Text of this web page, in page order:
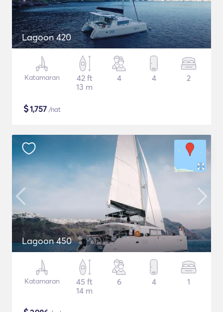
Lagoon 420
Katamaran
42 ft
13 m
4 4 2
$1,757 /nat
Lagoon 450
Katamaran
45 ft
14 m
6 4 1